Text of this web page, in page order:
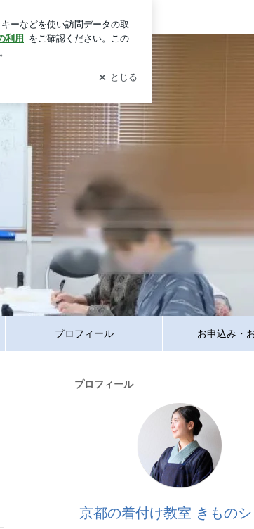
シャン／リユース着物目利き講座
ログイン
プロフィール
京都の着付け教室 きもの
プロフィール お申込み・